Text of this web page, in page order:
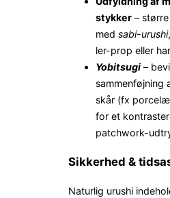
stykker –
med sabi-urushi
ler-prop eller
Yobitsugi –
sammenføjning
skår (fx
for et
patchwork-
Sikkerhed &
Naturlig urushi